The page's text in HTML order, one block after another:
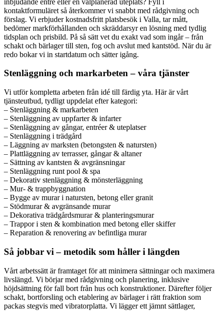
kontaktformuläret så återkommer vi snabbt med rådgivning och
förslag. Vi erbjuder kostnadsfritt platsbesök i Valla, tar mått,
bedömer markförhållanden och skräddarsyr en lösning med tydlig
tidsplan och prisbild. På så sätt vet du exakt vad som ingår – från
schakt och bärlager till sten, fog och avslut med kantstöd. När du är
redo bokar vi in startdatum och sätter igång.
Stenläggning och markarbeten – våra tjänster
Vi utför kompletta arbeten från idé till färdig yta. Här är vårt
tjänsteutbud, tydligt uppdelat efter kategori:
– Stenläggning & markarbeten
– Stenläggning av uppfarter & infarter
– Stenläggning av gångar, entréer & uteplatser
– Stenläggning i trädgård
– Läggning av marksten (betongsten & natursten)
– Plattläggning av terrasser, gångar & altaner
– Sättning av kantsten & avgränsningar
– Stenläggning runt pool & spa
– Dekorativ stenläggning & mönsterläggning
– Mur- & trappbyggnation
– Bygge av murar i natursten, betong eller granit
– Stödmurar & avgränsande murar
– Dekorativa trädgårdsmurar & planteringsmurar
– Trappor i sten & kombination med betong eller skiffer
– Reparation & renovering av befintliga murar
Så jobbar vi – metodik som håller i längden
Vårt arbetssätt är framtaget för att minimera sättningar och maximera
livslängd. Vi börjar med rådgivning och planering, inklusive
höjdsättning för fall bort från hus och konstruktioner. Därefter följer
schakt, bortforsling och etablering av bärlager i rätt fraktion som
packas stegvis med vibratorplatta. Vi lägger ett jämnt sättlager,